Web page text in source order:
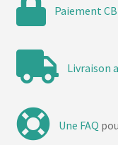
Paiement
Livraison
Une FAQ